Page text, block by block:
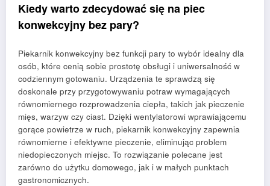
Kiedy warto zdecydować się na piec
konwekcyjny bez pary?
Piekarnik konwekcyjny bez funkcji pary to wybór idealny dla
osób, które cenią sobie prostotę obsługi i uniwersalność w
codziennym gotowaniu. Urządzenia te sprawdzą się
doskonale przy przygotowywaniu potraw wymagających
równomiernego rozprowadzenia ciepła, takich jak pieczenie
mięs, warzyw czy ciast. Dzięki wentylatorowi wprawiającemu
gorące powietrze w ruch, piekarnik konwekcyjny zapewnia
równomierne i efektywne pieczenie, eliminując problem
niedopieczonych miejsc. To rozwiązanie polecane jest
zarówno do użytku domowego, jak i w małych punktach
gastronomicznych.